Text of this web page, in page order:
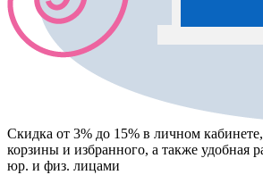
Скидка от 3% до 15% в личном
корзины и избранного, а также удобная
юр. и физ. лицами